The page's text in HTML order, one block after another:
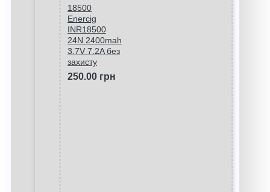
18500
Enercig
INR18500
24N 2400mah
3.7V 7.2A без
захисту
250.00 грн